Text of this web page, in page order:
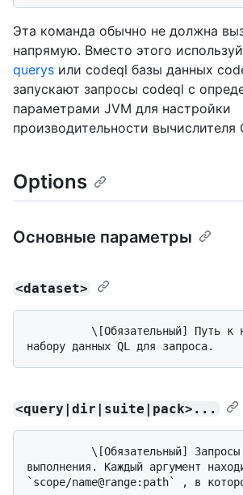
Эта команда обычно не должна
напрямую. Вместо этого
querys или codeql базы данных
запускают запросы codeql с
параметрами JVM для настройки
производительности вычислителя
Options
Основные параметры
<dataset>
<query|dir|suite|pack>...
выполнения. Каждый аргумент